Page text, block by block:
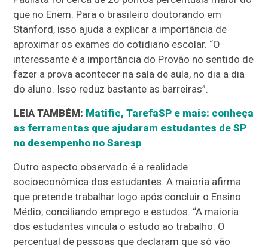
que no Enem. Para o brasileiro doutorando em
Stanford, isso ajuda a explicar a importância de
aproximar os exames do cotidiano escolar. “O
interessante é a importância do Provão no sentido de
fazer a prova acontecer na sala de aula, no dia a dia
do aluno. Isso reduz bastante as barreiras”.
LEIA TAMBÉM: Matific, TarefaSP e mais: conheça
as ferramentas que ajudaram estudantes de SP
no desempenho no Saresp
Outro aspecto observado é a realidade
socioeconômica dos estudantes. A maioria afirma
que pretende trabalhar logo após concluir o Ensino
Médio, conciliando emprego e estudos. “A maioria
dos estudantes vincula o estudo ao trabalho. O
percentual de pessoas que declaram que só vão